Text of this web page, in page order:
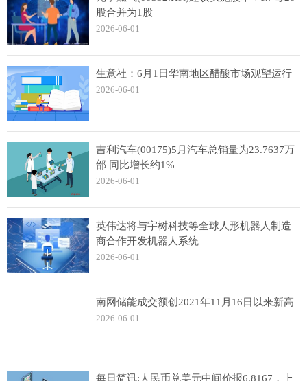
股合并为1股
2026-06-01
生意社：6月1日华南地区醋酸市场观望运行
2026-06-01
吉利汽车(00175)5月汽车总销量为23.7637万
部 同比增长约1%
2026-06-01
英伟达将与宇树科技等全球人形机器人制造
商合作开发机器人系统
2026-06-01
南网储能成交额创2021年11月16日以来新高
2026-06-01
每日简讯:人民币兑美元中间价报6.8167，上